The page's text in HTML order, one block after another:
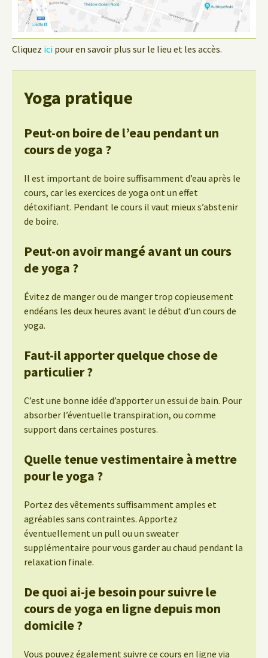
Cliquez ici pour en savoir plus sur le lieu et les accès.
Yoga pratique
Peut-on boire de l’eau pendant un
cours de yoga ?
Il est important de boire suffisamment d’eau après le
cours, car les exercices de yoga ont un effet
détoxifiant. Pendant le cours il vaut mieux s’abstenir
de boire.
Peut-on avoir mangé avant un cours
de yoga ?
Évitez de manger ou de manger trop copieusement
endéans les deux heures avant le début d’un cours de
yoga.
Faut-il apporter quelque chose de
particulier ?
C’est une bonne idée d’apporter un essui de bain. Pour
absorber l’éventuelle transpiration, ou comme
support dans certaines postures.
Quelle tenue vestimentaire à mettre
pour le yoga ?
Portez des vêtements suffisamment amples et
agréables sans contraintes. Apportez
éventuellement un pull ou un sweater
supplémentaire pour vous garder au chaud pendant la
relaxation finale.
De quoi ai-je besoin pour suivre le
cours de yoga en ligne depuis mon
domicile ?
Vous pouvez également suivre ce cours en ligne via